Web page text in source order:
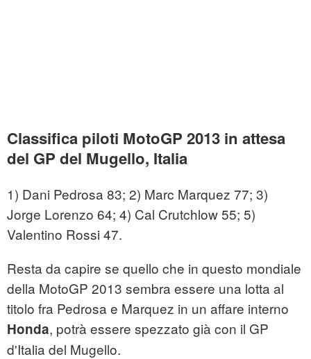
Classifica piloti MotoGP 2013 in attesa
del GP del Mugello, Italia
1) Dani Pedrosa 83; 2) Marc Marquez 77; 3)
Jorge Lorenzo 64; 4) Cal Crutchlow 55; 5)
Valentino Rossi 47.
Resta da capire se quello che in questo mondiale
della MotoGP 2013 sembra essere una lotta al
titolo fra Pedrosa e Marquez in un affare interno
Honda, potrà essere spezzato già con il GP
d'Italia del Mugello.